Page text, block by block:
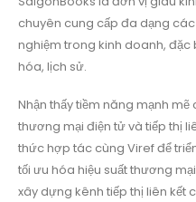
chuyên cung cấp đa dạng
nghiệm trong kinh doanh, đặc
hóa, lịch sử.
Nhận thấy tiềm năng mạnh
thương mại điện tử và tiếp thị
thức hợp tác cùng Viref để
tối ưu hóa hiệu suất thương
xây dựng kênh tiếp thị liên kết